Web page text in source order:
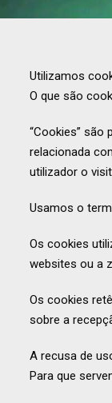
Utilizamos
O que são
“Cookies”
relacionada
utilizador o
Usamos o
Os cookies
websites ou a
Os cookies
sobre a
A recusa de
Para que